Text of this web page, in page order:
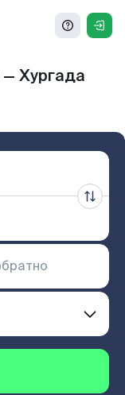
Хургада